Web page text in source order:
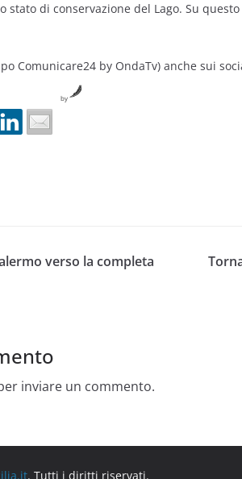
stato di conservazione del Lago. Su
Comunicare24 by OndaTv) anche sui
by
verso la completa
inviare un commento.
. Tutti i diritti riservati.